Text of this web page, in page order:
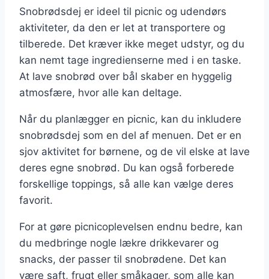
Snobrødsdej er ideel til picnic og udendørs
aktiviteter, da den er let at transportere og
tilberede. Det kræver ikke meget udstyr, og du
kan nemt tage ingredienserne med i en taske.
At lave snobrød over bål skaber en hyggelig
atmosfære, hvor alle kan deltage.
Når du planlægger en picnic, kan du inkludere
snobrødsdej som en del af menuen. Det er en
sjov aktivitet for børnene, og de vil elske at lave
deres egne snobrød. Du kan også forberede
forskellige toppings, så alle kan vælge deres
favorit.
For at gøre picnicoplevelsen endnu bedre, kan
du medbringe nogle lækre drikkevarer og
snacks, der passer til snobrødene. Det kan
være saft, frugt eller småkager, som alle kan